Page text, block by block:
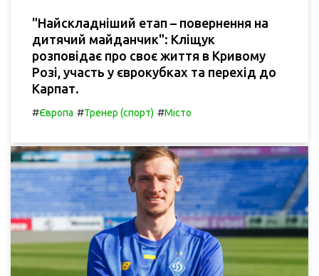
"Найскладніший етап – повернення на
дитячий майданчик": Кліщук
розповідає про своє життя в Кривому
Розі, участь у єврокубках та перехід до
Карпат.
#Європа #Тренер (спорт) #Місто